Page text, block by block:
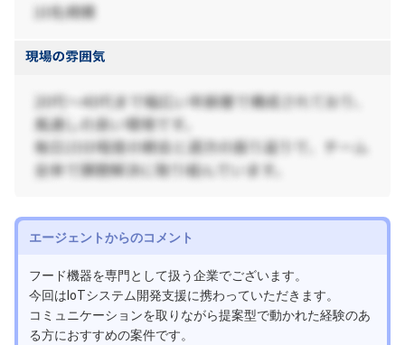
エージェントからのコメント
フード機器を専門として扱う企業でございます。
今回はIoTシステム開発支援に携わっていただきます。
コミュニケーションを取りながら提案型で動かれた経験のあ
る方におすすめの案件です。